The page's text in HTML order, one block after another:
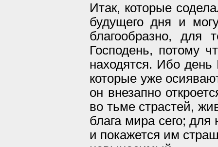
Итак, которые
будущего дня и
благообразно, для
Господень, потому
находятся. Ибо день
которые уже
он внезапно
во тьме страстей,
блага мира сего; для
и покажется им